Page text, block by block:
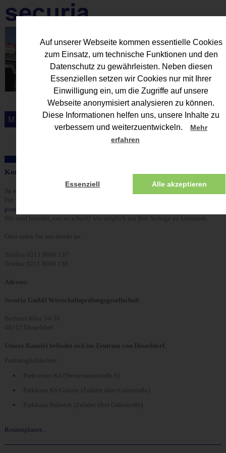
Auf unserer Webseite kommen essentielle Cookies
zum Einsatz, um technische Funktionen und den
Datenschutz zu gewährleisten. Neben diesen
Essenziellen setzen wir Cookies nur mit Ihrer
Einwilligung ein, um die Zugriffe auf unsere
Webseite anonymisiert analysieren zu können.
Diese Informationen helfen uns, unsere Inhalte zu
verbessern und weiterzuentwickeln.
Mehr
erfahren
Essenziell Alle akzeptieren
Kontakt - Ihr Weg zu uns
So erreichen Sie uns persönlich:
Für weitere Informationen oder Anfragen senden Sie uns bitte eine E-Mail an
post@securia.de
Wir sind bemüht, uns so schnell wie möglich um Ihre Anfrage zu kümmern.
Oder rufen Sie uns direkt an:
Telefon 0211 8606 137
Telefax 0211 8606 138
Adresse:
Securia GmbH Wirtschaftsprüfungsgesellschaft
Berliner Allee 34-36
40212 Düsseldorf
Unsere Kanzlei befindet sich im Zentrum von Düsseldorf.
Parkmöglichkeiten:
Parkcenter Kö (Stresemannstraße 6)
Parkhaus Kö-Galerie (Zufahrt über Grünstraße)
Parkhaus Stilwerk (Zufahrt über Grünstraße)
Routenplaner...